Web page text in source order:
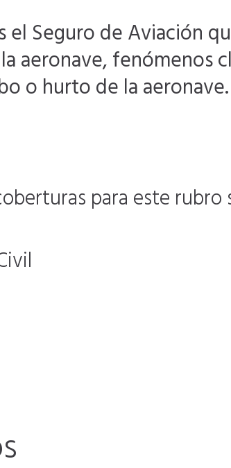
Seguro de Aviación
aeronave, fenómenos
o hurto de la aeronave.
para este rubro